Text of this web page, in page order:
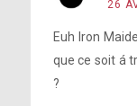
26
Euh Iron
que ce soit á
?